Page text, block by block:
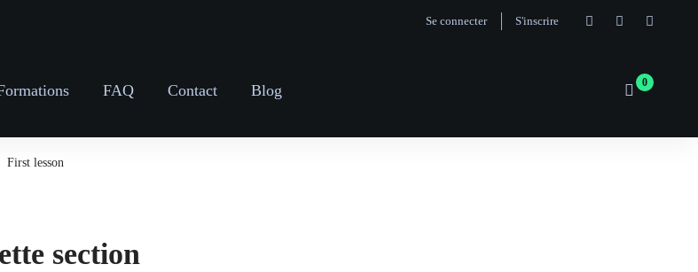
Se connecter S'inscrire
FAQ Contact Blog
First lesson
section